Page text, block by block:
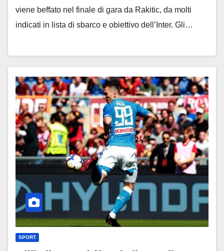
viene beffato nel finale di gara da Rakitic, da molti
indicati in lista di sbarco e obiettivo dell’Inter. Gli…
SPORT